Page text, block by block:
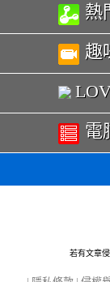
熱
趣
電
若有文章